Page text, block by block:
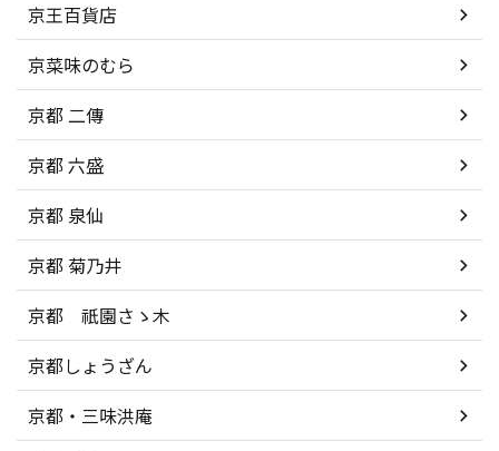
京王百貨店
京菜味のむら
京都 二傳
京都 六盛
京都 泉仙
京都 菊乃井
京都 祇園さゝ木
京都しょうざん
京都・三味洪庵